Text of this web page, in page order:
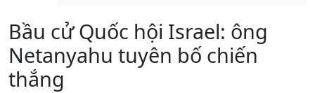
Bầu cử Quốc hội Israel: ông
Netanyahu tuyên bố chiến
thắng